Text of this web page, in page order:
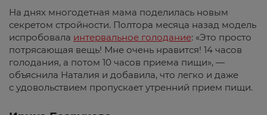
На днях многодетная мама поделилась новым
секретом стройности. Полтора месяца назад модель
испробовала интервальное голодание: «Это просто
потрясающая вещь! Мне очень нравится! 14 часов
голодания, а потом 10 часов приема пищи», —
объяснила Наталия и добавила, что легко и даже
с удовольствием пропускает утренний прием пищи.